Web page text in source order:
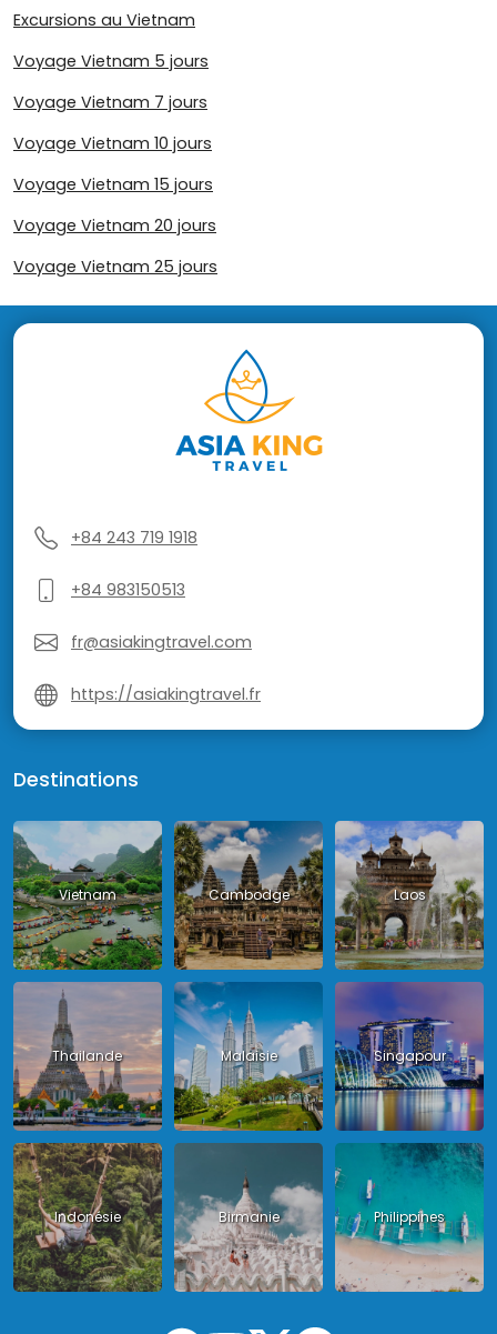
Excursions au Vietnam
Voyage Vietnam 5 jours
Voyage Vietnam 7 jours
Voyage Vietnam 10 jours
Voyage Vietnam 15 jours
Voyage Vietnam 20 jours
Voyage Vietnam 25 jours
+84 243 719 1918
+84 983150513
fr@asiakingtravel.com
https://asiakingtravel.fr
Destinations
Vietnam Cambodge Laos
Thailande Malaisie Singapour
Indonésie Birmanie Philippines